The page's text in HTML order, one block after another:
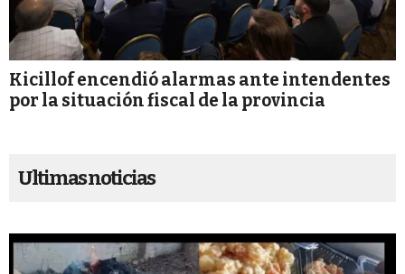
Kicillof encendió alarmas ante intendentes
por la situación fiscal de la provincia
Ultimas noticias